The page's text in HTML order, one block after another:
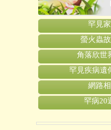
罕見
螢火蟲
角落欣世
罕見疾病遺
網路
罕病20